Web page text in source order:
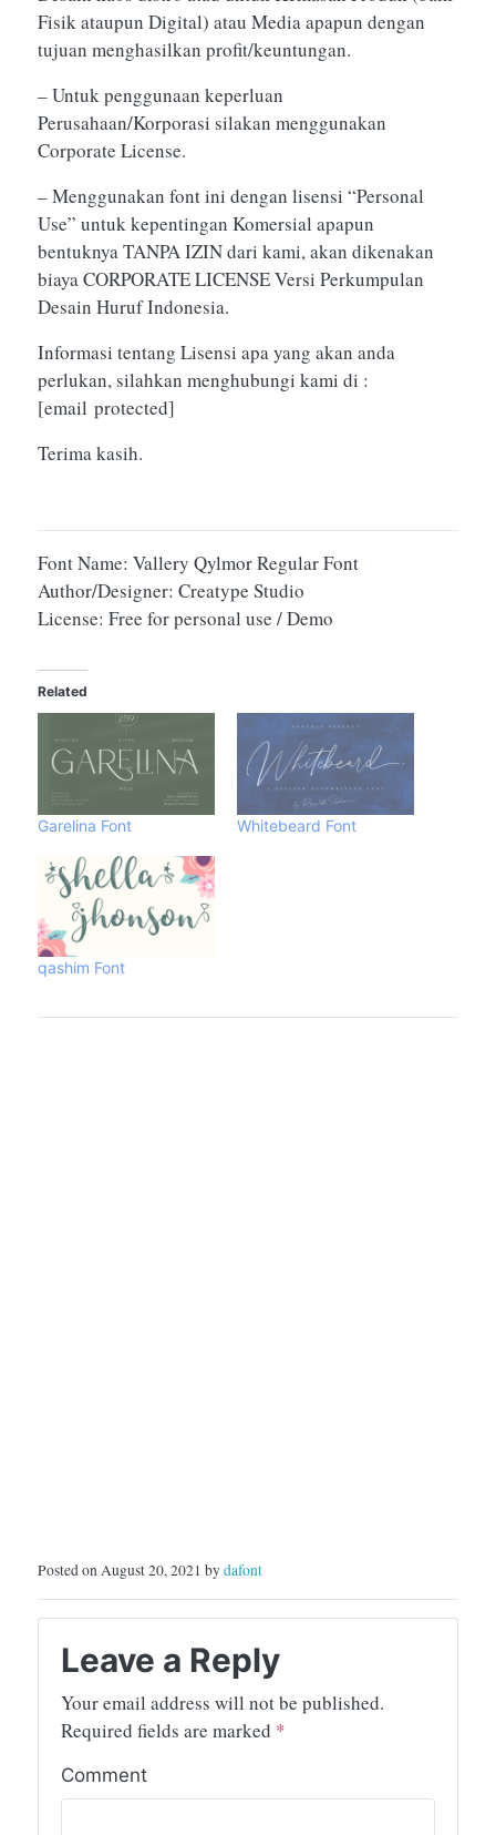
Fisik ataupun Digital) atau Media apapun dengan
tujuan menghasilkan profit/keuntungan.
– Untuk penggunaan keperluan
Perusahaan/Korporasi silakan menggunakan
Corporate License.
– Menggunakan font ini dengan lisensi “Personal
Use” untuk kepentingan Komersial apapun
bentuknya TANPA IZIN dari kami, akan dikenakan
biaya CORPORATE LICENSE Versi Perkumpulan
Desain Huruf Indonesia.
Informasi tentang Lisensi apa yang akan anda
perlukan, silahkan menghubungi kami di :
[email protected]
Terima kasih.
Font Name: Vallery Qylmor Regular Font
Author/Designer: Creatype Studio
License: Free for personal use / Demo
Related
Garelina Font Whitebeard Font
qashim Font
Posted on August 20, 2021 bydafont
Leave a Reply
Your email address will not be published.
Required fields are marked *
Comment